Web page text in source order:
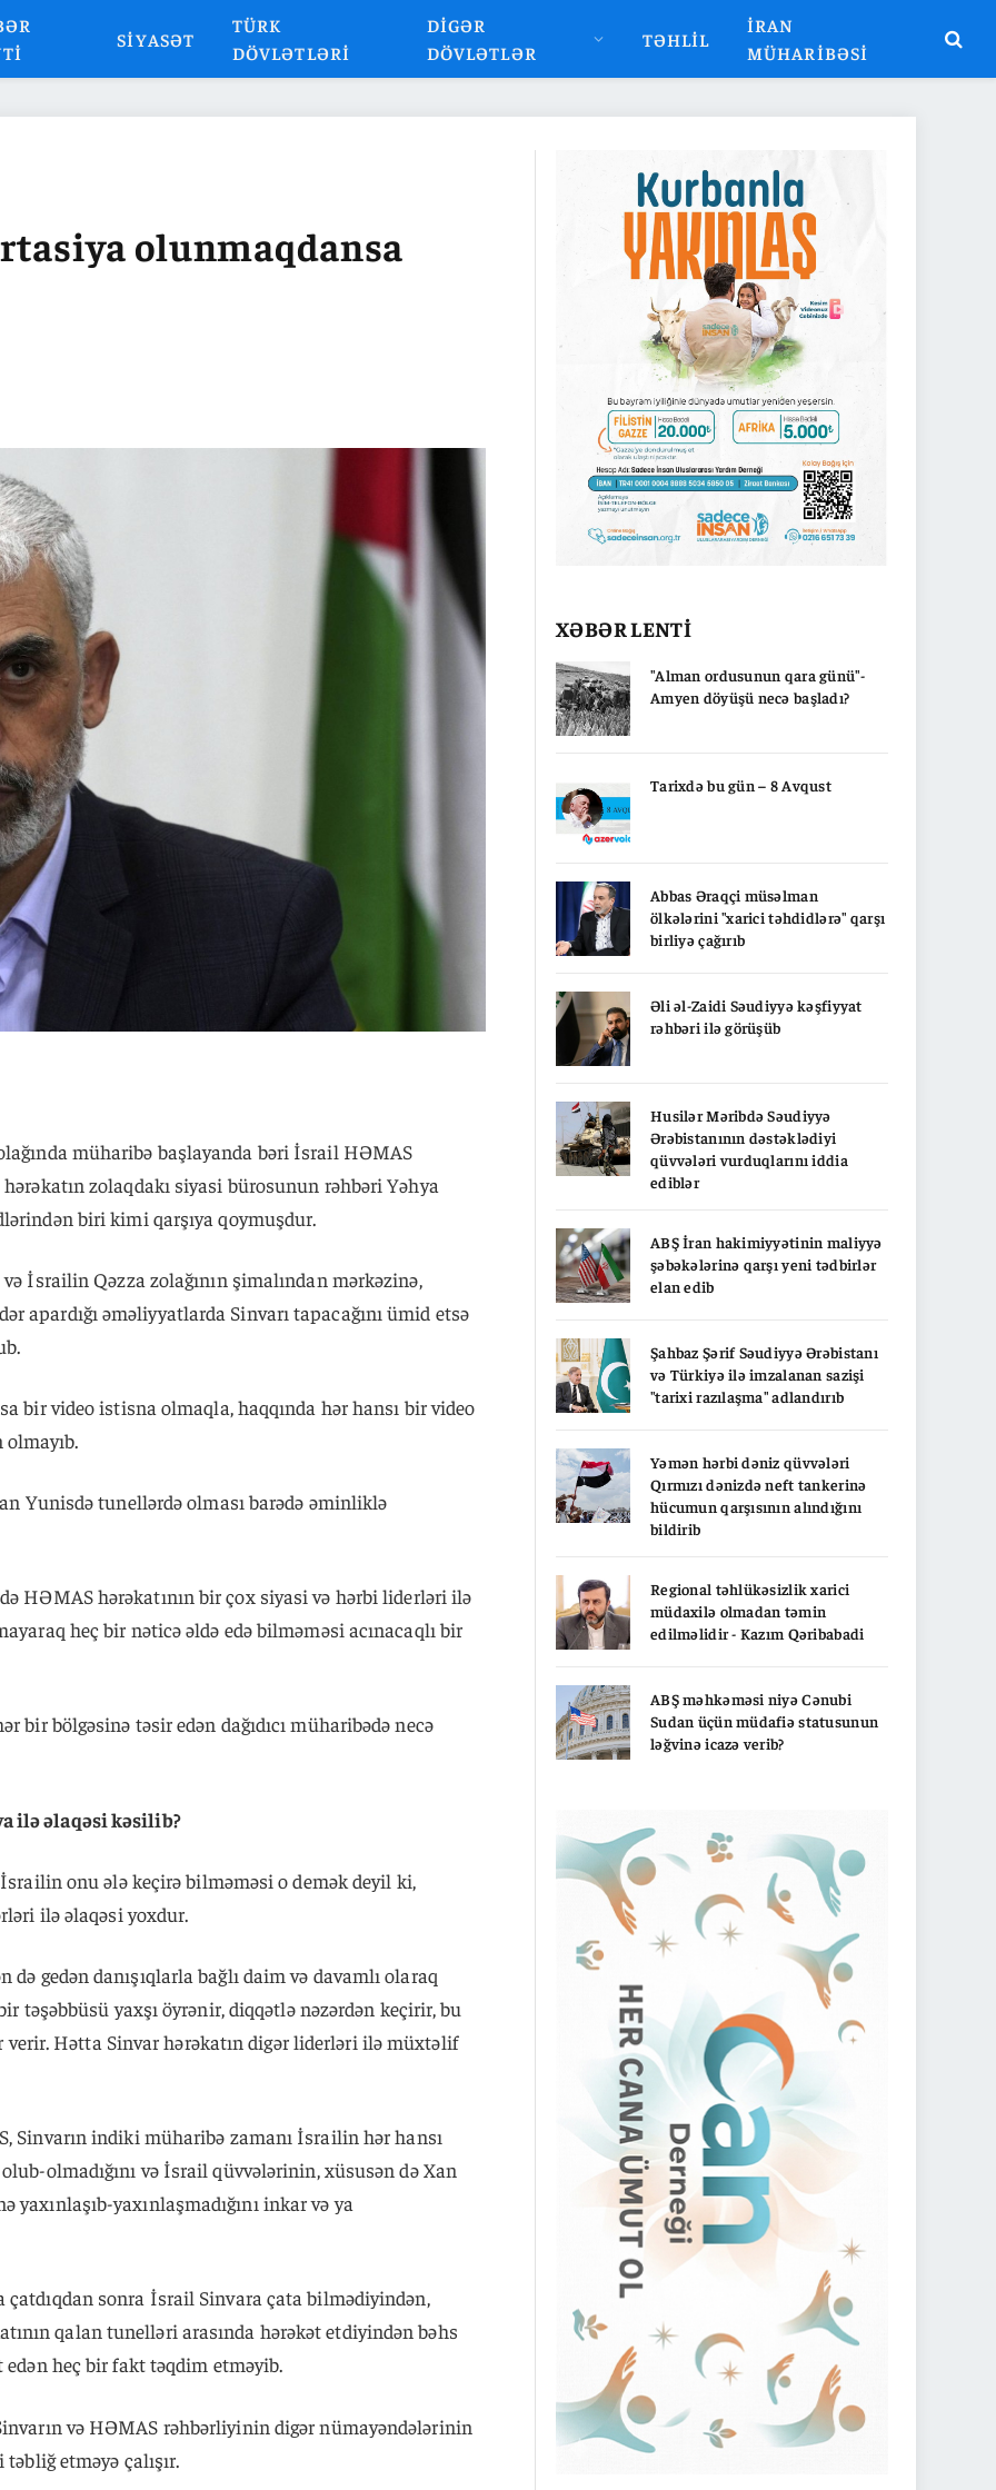
SIYASƏT
TÜRK
DÖVLƏTLƏRI
DIGƏR
DÖVLƏTLƏR
TƏHLIL
İRAN
MÜHARIBƏSI
olunmaqdansa
müharibə başlayanda bəri İsrail HƏMAS
zolaqdakı siyasi bürosunun rəhbəri Yəhya
biri kimi qarşıya qoymuşdur.
İsrailin Qəzza zolağının şimalından mərkəzinə,
apardığı əməliyyatlarda Sinvarı tapacağını ümid etsə
bir video istisna olmaqla, haqqında hər hansı bir video
Yunisdə tunellərdə olması barədə əminliklə
HƏMAS hərəkatının bir çox siyasi və hərbi liderləri ilə
heç bir nəticə əldə edə bilməməsi acınacaqlı bir
bir bölgəsinə təsir edən dağıdıcı müharibədə necə
ilə əlaqəsi kəsilib?
onu ələ keçirə bilməməsi o demək deyil ki,
ilə əlaqəsi yoxdur.
də gedən danışıqlarla bağlı daim və davamlı olaraq
təşəbbüsü yaxşı öyrənir, diqqətlə nəzərdən keçirir, bu
Hətta Sinvar hərəkatın digər liderləri ilə müxtəlif
Sinvarın indiki müharibə zamanı İsrailin hər hansı
olmadığını və İsrail qüvvələrinin, xüsusən də Xan
yaxınlaşmadığını inkar və ya
çatdıqdan sonra İsrail Sinvara çata bilmədiyindən,
qalan tunelləri arasında hərəkət etdiyindən bəhs
heç bir fakt təqdim etməyib.
və HƏMAS rəhbərliyinin digər nümayəndələrinin
etməyə çalışır.
XƏBƏR LENTİ
"Alman ordusunun qara günü"-
Amyen döyüşü necə başladı?
Tarixdə bu gün – 8 Avqust
Abbas Əraqçi müsəlman
ölkələrini "xarici təhdidlərə" qarşı
birliyə çağırıb
Əli əl-Zaidi Səudiyyə kəşfiyyat
rəhbəri ilə görüşüb
Husilər Məribdə Səudiyyə
Ərəbistanının dəstəklədiyi
qüvvələri vurduqlarını iddia
ediblər
ABŞ İran hakimiyyətinin maliyyə
şəbəkələrinə qarşı yeni tədbirlər
elan edib
Şahbaz Şərif Səudiyyə Ərəbistanı
və Türkiyə ilə imzalanan sazişi
"tarixi razılaşma" adlandırıb
Yəmən hərbi dəniz qüvvələri
Qırmızı dənizdə neft tankerinə
hücumun qarşısının alındığını
bildirib
Regional təhlükəsizlik xarici
müdaxilə olmadan təmin
edilməlidir - Kazım Qəribabadi
ABŞ məhkəməsi niyə Cənubi
Sudan üçün müdafiə statusunun
ləğvinə icazə verib?